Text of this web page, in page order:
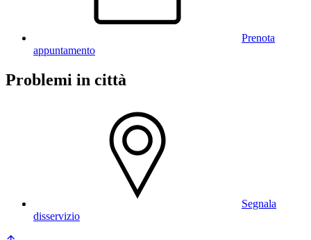
Prenota
appuntamento
Problemi in città
Segnala
disservizio